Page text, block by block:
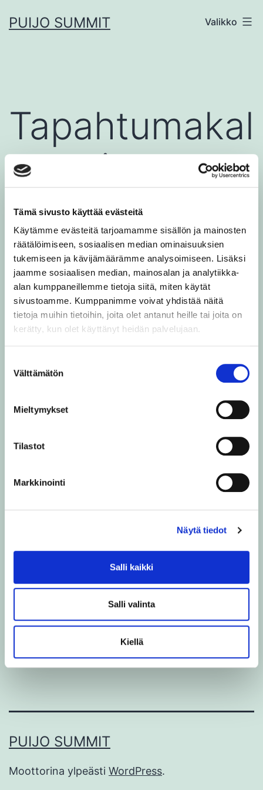
Tämä sivusto käyttää evästeitä
Käytämme evästeitä tarjoamamme sisällön ja mainosten
räätälöimiseen, sosiaalisen median ominaisuuksien
tukemiseen ja kävijämäärämme analysoimiseen. Lisäksi
jaamme sosiaalisen median, mainosalan ja analytiikka-
alan kumppaneillemme tietoja siitä, miten käytät
sivustoamme. Kumppanimme voivat yhdistää näitä
tietoja muihin tietoihin, joita olet antanut heille tai joita on
kerätty, kun olet käyttänyt heidän palvelujaan.
valinta
Välttämätön
Mieltymykset
Tilastot
Markkinointi
Näytä tiedot
Salli kaikki
Salli valinta
Kiellä
sisältöön
PUIJO SUMMIT Valikko
Tapahtumakal
enteri
[events]
osallistua
Tässä voit esimerkiksi kertoa
ohjata yhteistyökumppaneita
osallistumaan hankeeseen.
Lue lisää
PUIJO SUMMIT
Moottorina ylpeästi WordPress.